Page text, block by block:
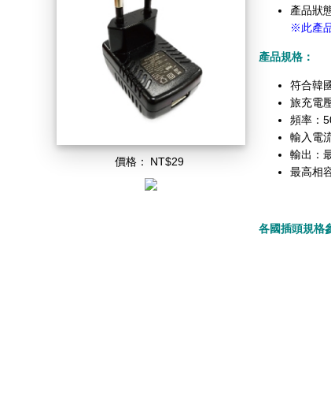
價格： NT$29
產品狀
※此產
產品規格：
符合韓
旅充電
頻率：
輸入電
輸出：
最高相
各國插頭規格